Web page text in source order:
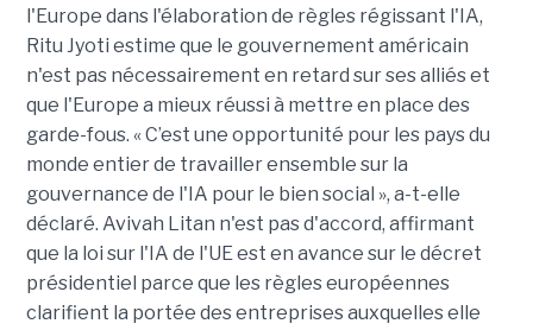
l'Europe dans l'élaboration de règles régissant l'IA,
Ritu Jyoti estime que le gouvernement américain
n'est pas nécessairement en retard sur ses alliés et
que l'Europe a mieux réussi à mettre en place des
garde-fous. « C’est une opportunité pour les pays du
monde entier de travailler ensemble sur la
gouvernance de l'IA pour le bien social », a-t-elle
déclaré. Avivah Litan n'est pas d'accord, affirmant
que la loi sur l'IA de l'UE est en avance sur le décret
présidentiel parce que les règles européennes
clarifient la portée des entreprises auxquelles elle